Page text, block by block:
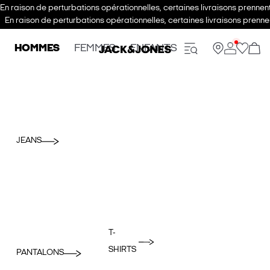
En raison de perturbations opérationnelles, certaines livraisons
En raison de perturbations opérationnelles, certaines livraisons
HOMMES FEMMES ENFANTS
JEANS
PANTALONS
T-
SHIRTS